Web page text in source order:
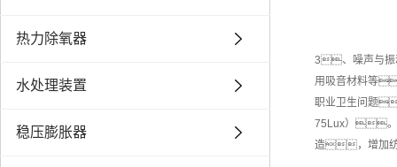
热力除氧器
水处理装置
稳压膨胀器
3、噪声与
用吸音材料等
职业卫生问题
75Lux）。
造，增加